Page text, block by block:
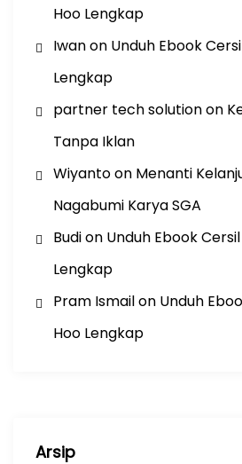
Hoo Lengkap
Iwanon Unduh Ebook
Lengkap
partner tech solutionon
Tanpa Iklan
Wiyantoon Menanti
Nagabumi Karya SGA
Budion Unduh Ebook
Lengkap
Pram Ismailon Unduh
Hoo Lengkap
Arsip